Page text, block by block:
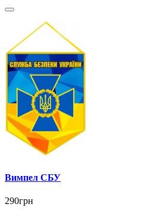
Вимпел СБУ
290грн